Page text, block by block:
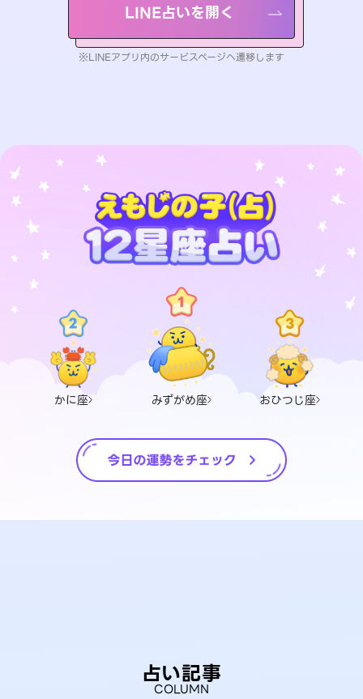
LINE占いを開く
※LINEアプリ内のサービスページへ遷移します
かに座 みずがめ座 おひつじ座
占い記事
COLUMN